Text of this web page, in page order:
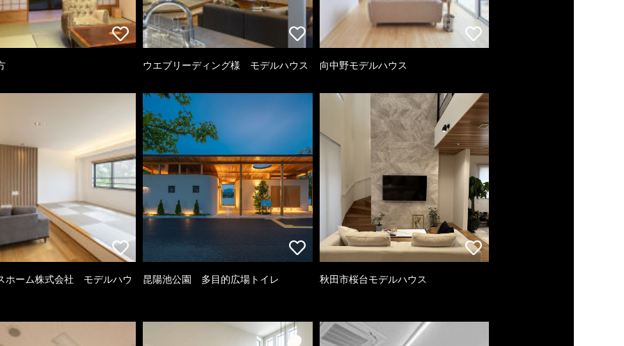
ウエブリーディング様 モデルハウス 向中野モデルハウス
ホーム株式会社 モデルハウ 昆陽池公園 多目的広場トイレ 秋田市桜台モデルハウス